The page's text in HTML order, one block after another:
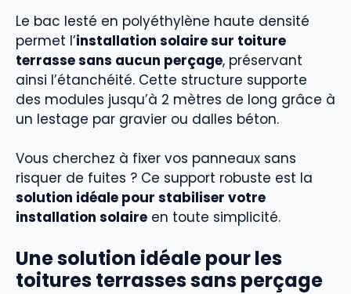
Le bac lesté en polyéthylène haute densité
permet l’installation solaire sur toiture
terrasse sans aucun perçage, préservant
ainsi l’étanchéité. Cette structure supporte
des modules jusqu’à 2 mètres de long grâce à
un lestage par gravier ou dalles béton.
Vous cherchez à fixer vos panneaux sans
risquer de fuites ? Ce support robuste est la
solution idéale pour stabiliser votre
installation solaire en toute simplicité.
Une solution idéale pour les
toitures terrasses sans perçage